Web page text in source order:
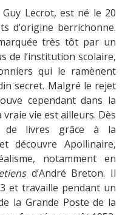
Lecrot, est né le 20
d’origine berrichonne.
très tôt par un
de l’institution scolaire,
qui le ramènent
secret. Malgré le rejet
cependant dans la
vraie vie est ailleurs. Dès
de livres grâce à la
découvre Apollinaire,
notamment en
d’André Breton. Il
et travaille pendant un
la Grande Poste de la